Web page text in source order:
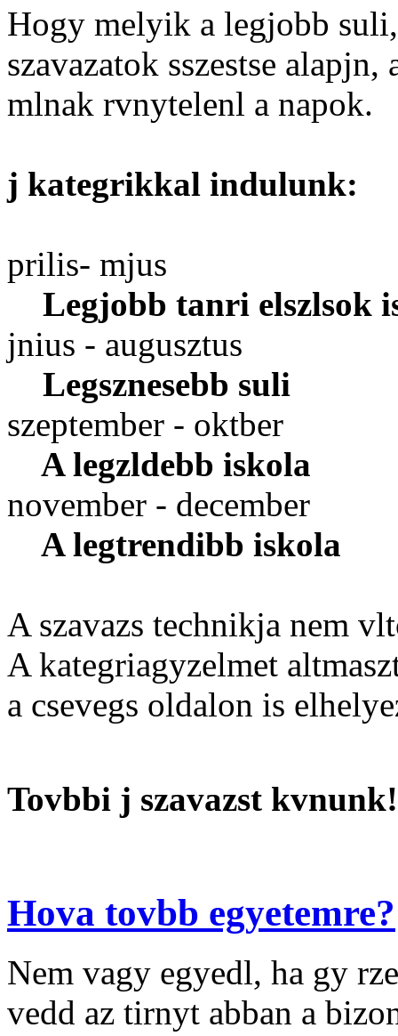
Hogy melyik a legjobb
szavazatok sszestse
mlnak rvnytelenl a napok.
j kategrikkal indulunk:
prilis- mjus
Legjobb tanri elszlsok
jnius - augusztus
Legsznesebb suli
szeptember - oktber
A legzldebb iskola
november - december
A legtrendibb iskola
A szavazs technikja nem
A kategriagyzelmet
a csevegs oldalon is
Tovbbi j szavazst kvnunk!
Hova tovbb egyetemre?
Nem vagy egyedl, ha gy
vedd az tirnyt abban a